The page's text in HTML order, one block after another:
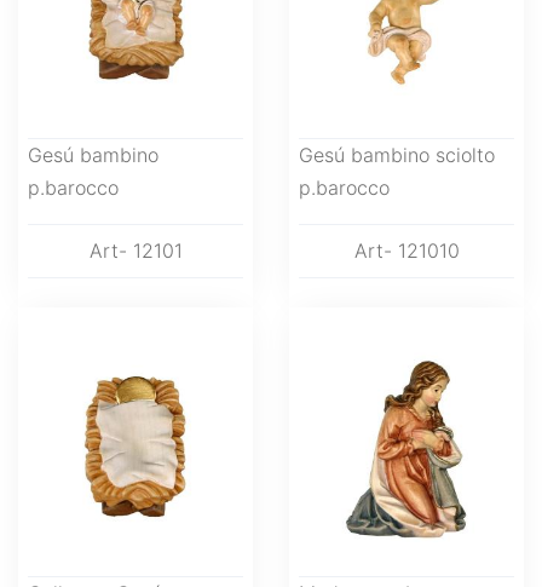
Gesú bambino
p.barocco
Art- 12101
Gesú bambino sciolto
p.barocco
Art- 121010